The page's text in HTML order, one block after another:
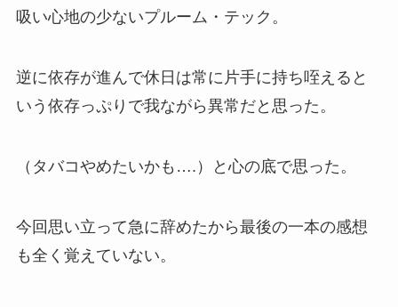
吸い心地の少ないプルーム・テック。
逆に依存が進んで休日は常に片手に持ち咥えると
いう依存っぷりで我ながら異常だと思った。
（タバコやめたいかも….）と心の底で思った。
今回思い立って急に辞めたから最後の一本の感想
も全く覚えていない。